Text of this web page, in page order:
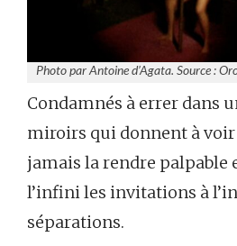
Photo par Antoine d’Agata. Source :
Condamnés à errer dans
miroirs qui donnent à voir
jamais la rendre
l’infini les invitations à
séparations.